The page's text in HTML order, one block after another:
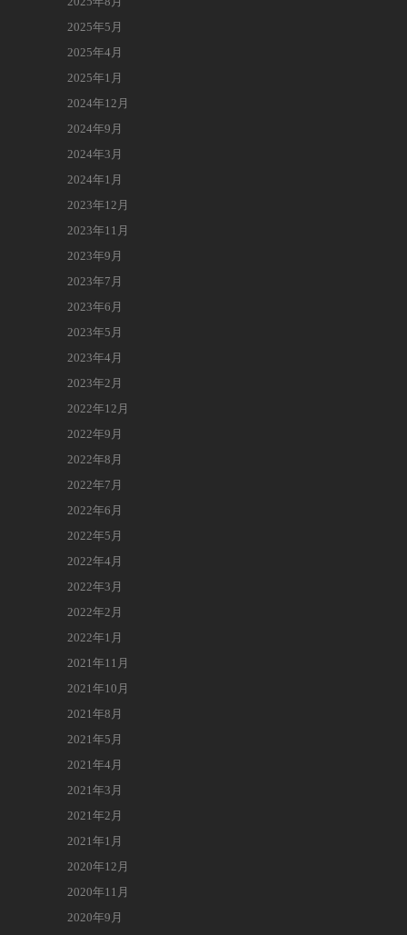
2025年5月
2025年4月
2025年1月
2024年12月
2024年9月
2024年3月
2024年1月
2023年12月
2023年11月
2023年9月
2023年7月
2023年6月
2023年5月
2023年4月
2023年2月
2022年12月
2022年9月
2022年8月
2022年7月
2022年6月
2022年5月
2022年4月
2022年3月
2022年2月
2022年1月
2021年11月
2021年10月
2021年8月
2021年5月
2021年4月
2021年3月
2021年2月
2021年1月
2020年12月
2020年11月
2020年9月